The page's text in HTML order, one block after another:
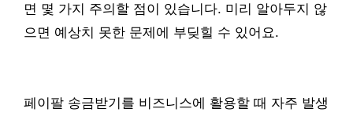
면 몇 가지 주의할 점이 있습니다. 미리 알아두지 않
으면 예상치 못한 문제에 부딪힐 수 있어요.
페이팔 송금받기를 비즈니스에 활용할 때 자주 발생